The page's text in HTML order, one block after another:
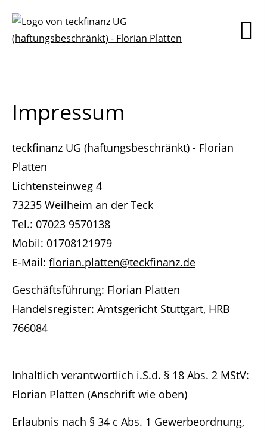
Impressum
teckfinanz UG (haftungsbeschränkt) - Florian
Platten
Lichtensteinweg 4
73235 Weilheim an der Teck
Tel.: 07023 9570138
Mobil: 01708121979
E-Mail: florian.platten@teckfinanz.de
Geschäftsführung: Florian Platten
Handelsregister: Amtsgericht Stuttgart, HRB
766084
Inhaltlich verantwortlich i.S.d. § 18 Abs. 2 MStV:
Florian Platten (Anschrift wie oben)
Erlaubnis nach § 34 c Abs. 1 Gewerbeordnung,